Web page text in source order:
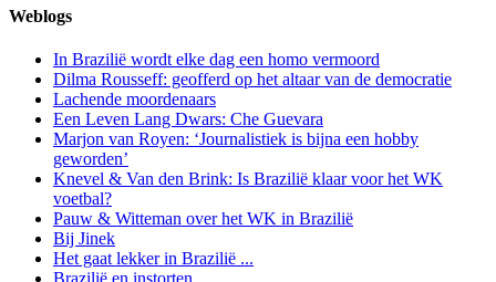
Weblogs
In Brazilië wordt elke dag een homo vermoord
Dilma Rousseff: geofferd op het altaar van de democratie
Lachende moordenaars
Een Leven Lang Dwars: Che Guevara
Marjon van Royen: ‘Journalistiek is bijna een hobby
geworden’
Knevel & Van den Brink: Is Brazilië klaar voor het WK
voetbal?
Pauw & Witteman over het WK in Brazilië
Bij Jinek
Het gaat lekker in Brazilië ...
Brazilië en instorten